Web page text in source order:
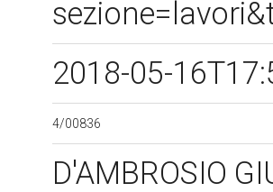
2018-05-
4/00836
D'AMBROSIO